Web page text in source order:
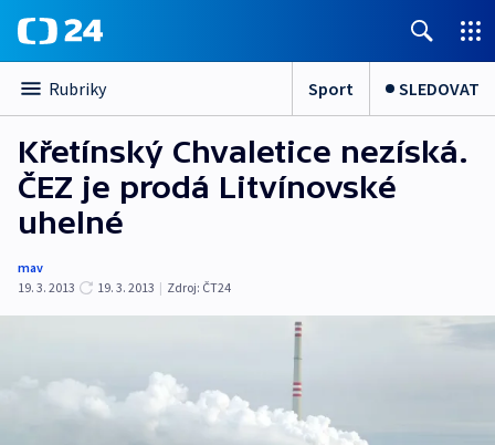
Rubriky Sport SLEDOVAT
Křetínský Chvaletice nezíská.
ČEZ je prodá Litvínovské
uhelné
mav
19. 3. 2013
19. 3. 2013 | Zdroj: ČT24